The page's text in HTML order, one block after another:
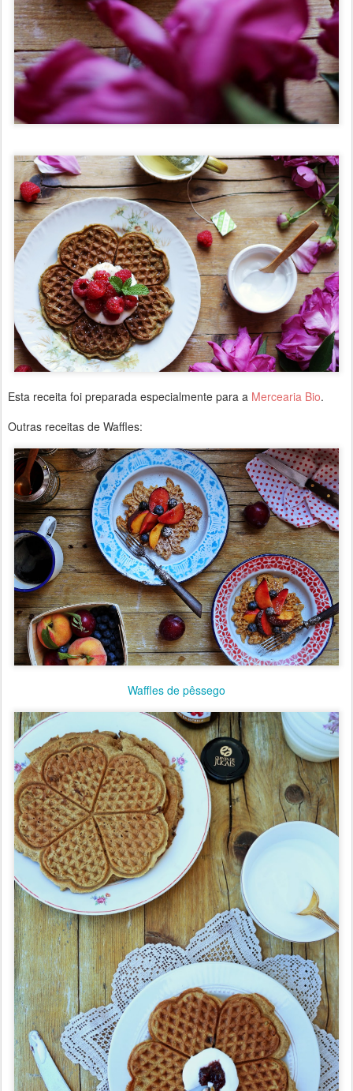
Esta receita foi preparada especialmente para a Mercearia Bio.
Outras receitas de Waffles:
Waffles de pêssego